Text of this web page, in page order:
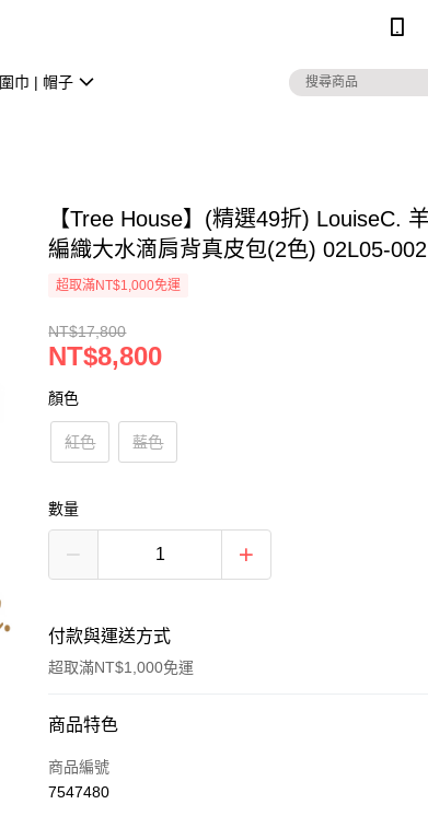
圍巾 | 帽子
【Tree House】(精選49折) LouiseC.
編織大水滴肩背真皮包(2色) 02L05-
超取滿NT$1,000免運
NT$17,800
NT$8,800
顏色
紅色 藍色
數量
付款與運送方式
超取滿NT$1,000免運
付款方式
信用卡一次付款
商品特色
商品編號
7547480